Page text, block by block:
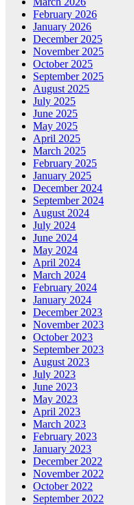
February 2026
January 2026
December 2025
November 2025
October 2025
September 2025
August 2025
July 2025
June 2025
May 2025
April 2025
March 2025
February 2025
January 2025
December 2024
September 2024
August 2024
July 2024
June 2024
May 2024
April 2024
March 2024
February 2024
January 2024
December 2023
November 2023
October 2023
September 2023
August 2023
July 2023
June 2023
May 2023
April 2023
March 2023
February 2023
January 2023
December 2022
November 2022
October 2022
September 2022